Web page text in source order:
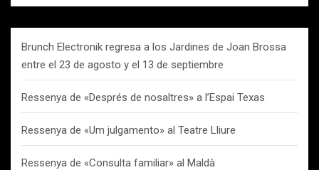
Brunch Electronik regresa a los Jardines de Joan Brossa
entre el 23 de agosto y el 13 de septiembre
Ressenya de «Després de nosaltres» a l’Espai Texas
Ressenya de «Um julgamento» al Teatre Lliure
Ressenya de «Consulta familiar» al Maldà